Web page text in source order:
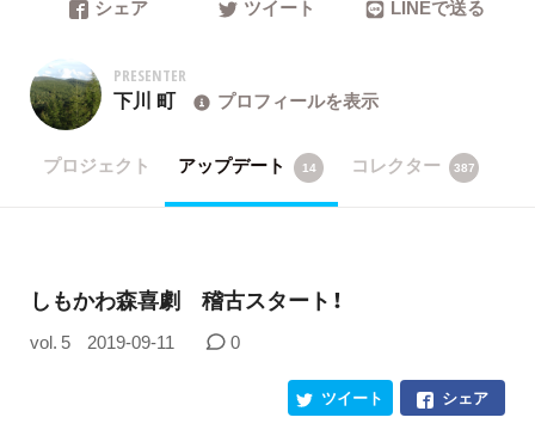
シェア ツイート LINEで送る
PRESENTER
下川 町 プロフィールを表示
プロジェクト アップデート 14 コレクター 387
しもかわ森喜劇 稽古スタート！
vol. 5 2019-09-11 0
シェア
ツイート